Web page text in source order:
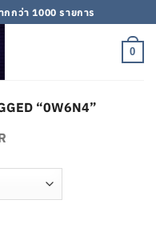
กกว่า 1000 รายการ
0
“0W6N4”